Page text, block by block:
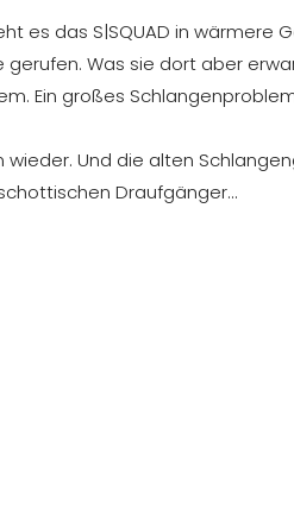
es das S|SQUAD in wärmere
Was sie dort aber
Ein großes
Und die alten
Draufgänger…